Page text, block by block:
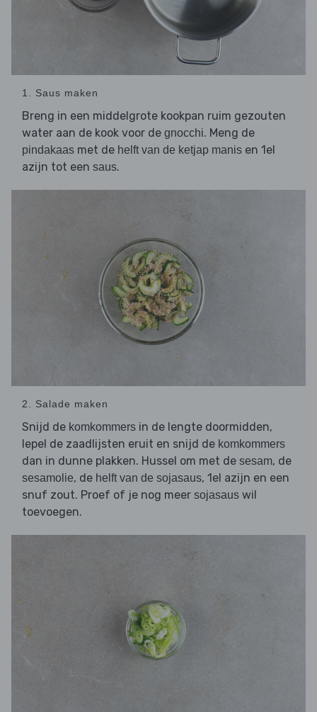
1. Saus maken
Breng in een middelgrote kookpan ruim gezouten
water aan de kook voor de gnocchi. Meng de
pindakaas met de helft van de ketjap manis en 1el
azijn tot een saus.
2. Salade maken
Snijd de komkommers in de lengte doormidden,
lepel de zaadlijsten eruit en snijd de komkommers
dan in dunne plakken. Hussel om met de sesam, de
sesamolie, de helft van de sojasaus, 1el azijn en een
snuf zout. Proef of je nog meer sojasaus wil
toevoegen.